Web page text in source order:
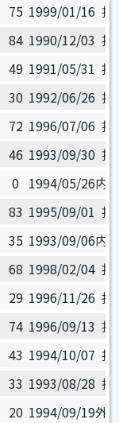
75 1999/01/16 投
84 1990/12/03 投
49 1991/05/31 投
30 1992/06/26 投
72 1996/07/06 投
46 1993/09/30 投
0 1994/05/26内
83 1995/09/01 投
35 1993/09/06内
68 1998/02/04 投
29 1996/11/26 捕
74 1996/09/13 投
43 1994/10/07 投
33 1993/08/28 捕
20 1994/09/19外